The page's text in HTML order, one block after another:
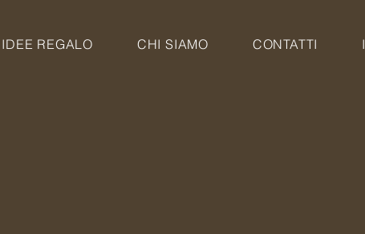
IDEE REGALO CHI SIAMO CONTATTI